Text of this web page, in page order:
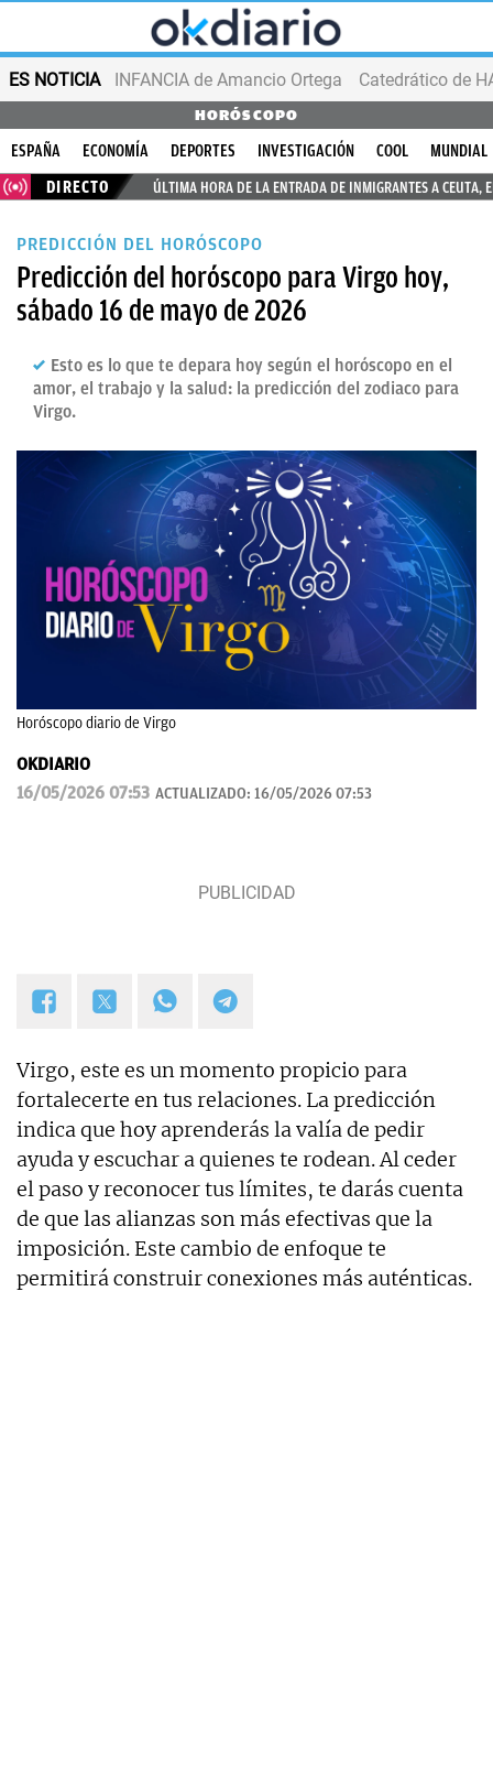
ES NOTICIA INFANCIA de Amancio Ortega
HORÓSCOPO
ESPAÑA ECONOMÍA DEPORTES INVESTIGACIÓN COOL
MUNDIAL
DIRECTO
ÚLTIMA HORA DE LA ENTRADA DE INMIGRANTES A CEUTA,
PREDICCIÓN DEL HORÓSCOPO
Predicción del horóscopo para Virgo hoy,
sábado 16 de mayo de 2026
Esto es lo que te depara hoy según el horóscopo en el
amor, el trabajo y la salud: la predicción del zodiaco para
Virgo.
Horóscopo diario de Virgo
OKDIARIO
16/05/2026 07:53 ACTUALIZADO: 16/05/2026 07:53
Virgo, este es un momento propicio para
fortalecerte en tus relaciones. La predicción
indica que hoy aprenderás la valía de pedir
ayuda y escuchar a quienes te rodean. Al ceder
el paso y reconocer tus límites, te darás cuenta
de que las alianzas son más efectivas que la
imposición. Este cambio de enfoque te
permitirá construir conexiones más auténticas.